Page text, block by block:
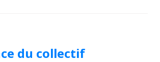
du collectif